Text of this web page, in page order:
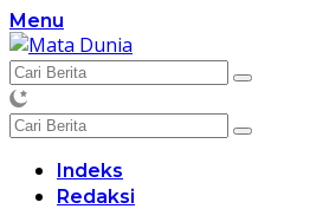
Langsung
ke
konten
Menu
Indeks
Redaksi